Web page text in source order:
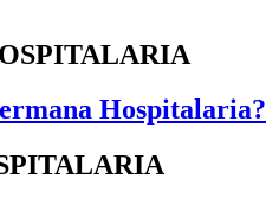
Hospitalaria?